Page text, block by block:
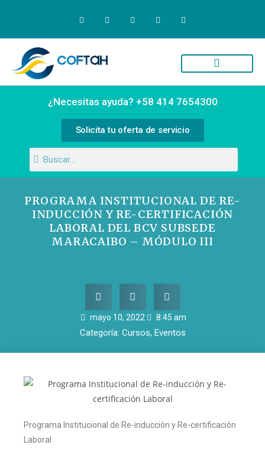
¿Necesitas ayuda? +58 414 7654300
Solicita tu oferta de servicio
PROGRAMA INSTITUCIONAL DE RE-
INDUCCIÓN Y RE-CERTIFICACIÓN
LABORAL DEL BCV SUBSEDE
MARACAIBO – MÓDULO III
mayo 10, 2022 8:45 am
Categoría: Cursos, Eventos
Programa Institucional de Re-inducción y Re-certificación
Laboral